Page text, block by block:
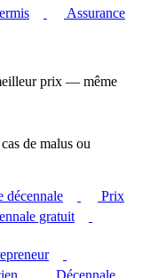
Assurance
prix — même
de malus ou
décennale
Prix
gratuit
Décennale